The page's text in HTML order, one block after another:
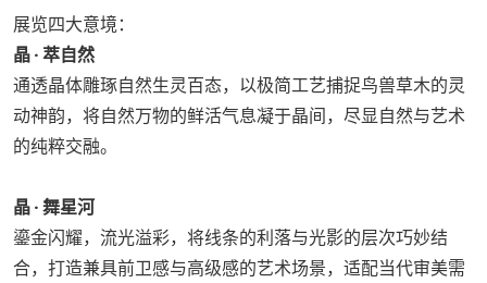
展览四大意境：
晶 · 萃自然
通透晶体雕琢自然生灵百态，以极简工艺捕捉鸟兽草木的灵
动神韵，将自然万物的鲜活气息凝于晶间，尽显自然与艺术
的纯粹交融。
晶 · 舞星河
鎏金闪耀，流光溢彩，将线条的利落与光影的层次巧妙结
合，打造兼具前卫感与高级感的艺术场景，适配当代审美需